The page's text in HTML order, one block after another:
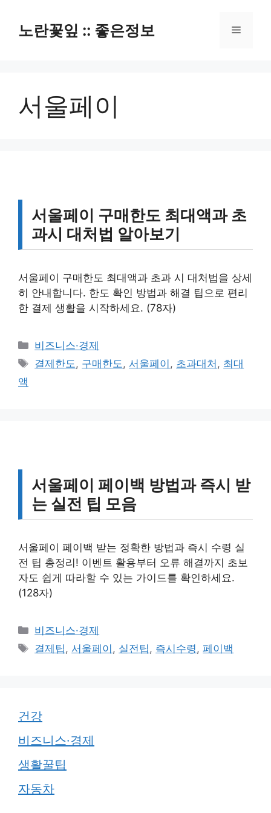
노란꽃잎 :: 좋은정보 메
서울페이
서울페이 구매한도 최대액과 초
과시 대처법 알아보기
서울페이 구매한도 최대액과 초과 시 대처법을 상세
히 안내합니다. 한도 확인 방법과 해결 팁으로 편리
한 결제 생활을 시작하세요. (78자)
카
테
비즈니스·경제
태
결제한도, 구매한도, 서울페이 , 초과대처 , 최대
액
서울페이 페이백 방법과 즉시 받
는 실전 팁 모음
서울페이 페이백 받는 정확한 방법과 즉시 수령 실
전 팁 총정리! 이벤트 활용부터 오류 해결까지 초보
자도 쉽게 따라할 수 있는 가이드를 확인하세요.
(128자)
카
테
비즈니스·경제
태
결제팁, 서울페이 , 실전팁, 즉시수령,페이백
건강
비즈니스·경제
생활꿀팁
자동차